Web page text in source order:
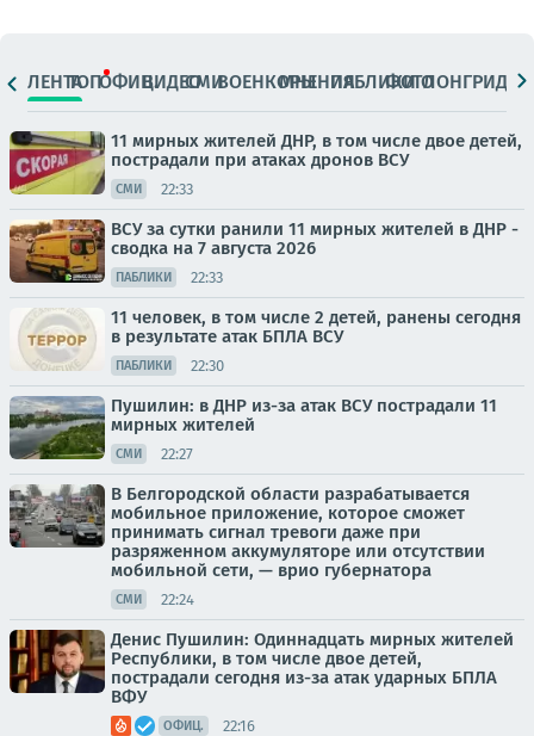
ЛЕНТАТОПОФИЦ.ВИДЕОСМИВОЕНКОРЫМНЕНИЯПАБЛИКИ
ФОТОЛОНГРИДЫ
11 мирных жителей ДНР, в том числе двое детей,
пострадали при атаках дронов ВСУ
СМИ 22:33
ВСУ за сутки ранили 11 мирных жителей в ДНР -
сводка на 7 августа 2026
ПАБЛИКИ 22:33
11 человек, в том числе 2 детей, ранены сегодня
в результате атак БПЛА ВСУ
ПАБЛИКИ 22:30
Пушилин: в ДНР из-за атак ВСУ пострадали 11
мирных жителей
СМИ 22:27
В Белгородской области разрабатывается
мобильное приложение, которое сможет
принимать сигнал тревоги даже при
разряженном аккумуляторе или отсутствии
мобильной сети, — врио губернатора
СМИ 22:24
Денис Пушилин: Одиннадцать мирных жителей
Республики, в том числе двое детей,
пострадали сегодня из-за атак ударных БПЛА
ВФУ
ОФИЦ. 22:16